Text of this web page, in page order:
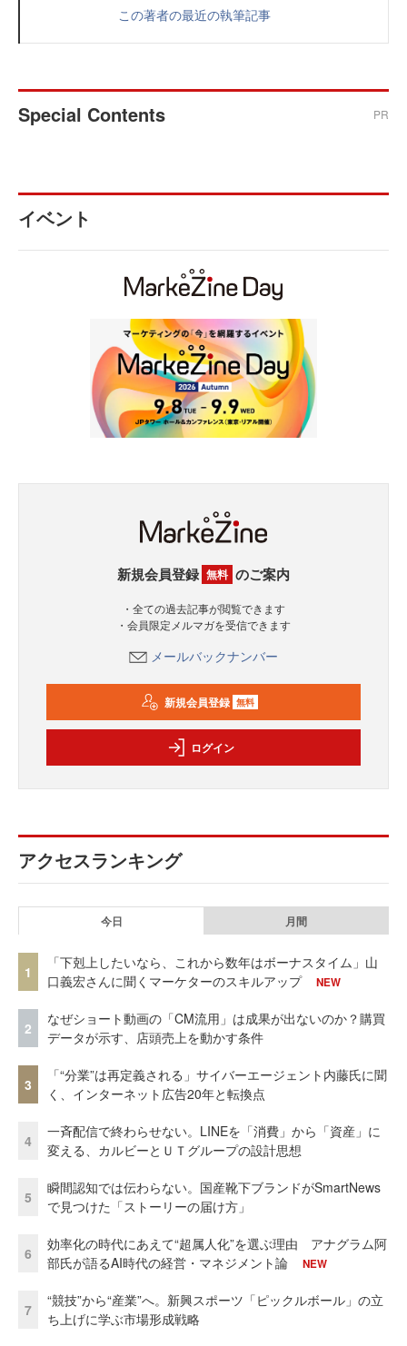
この著者の最近の執筆記事
Special Contents PR
イベント
新規会員登録 無料 のご案内
・全ての過去記事が閲覧できます
・会員限定メルマガを受信できます
メールバックナンバー
新規会員登録 無料
ログイン
アクセスランキング
今日 月間
1
「下剋上したいなら、これから数年はボーナスタイム」山
口義宏さんに聞くマーケターのスキルアップ
NEW
2
なぜショート動画の「CM流用」は成果が出ないのか？購買
データが示す、店頭売上を動かす条件
3
「“分業”は再定義される」サイバーエージェント内藤氏に聞
く、インターネット広告20年と転換点
4
一斉配信で終わらせない。LINEを「消費」から「資産」に
変える、カルビーとＵＴグループの設計思想
5
瞬間認知では伝わらない。国産靴下ブランドがSmartNews
で見つけた「ストーリーの届け方」
6
効率化の時代にあえて“超属人化”を選ぶ理由 アナグラム阿
部氏が語るAI時代の経営・マネジメント論
NEW
7
“競技”から“産業”へ。新興スポーツ「ピックルボール」の立
ち上げに学ぶ市場形成戦略